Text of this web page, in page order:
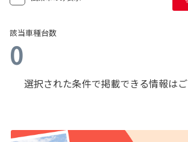
該当車種台数
0
選択された条件で掲載できる情報はご